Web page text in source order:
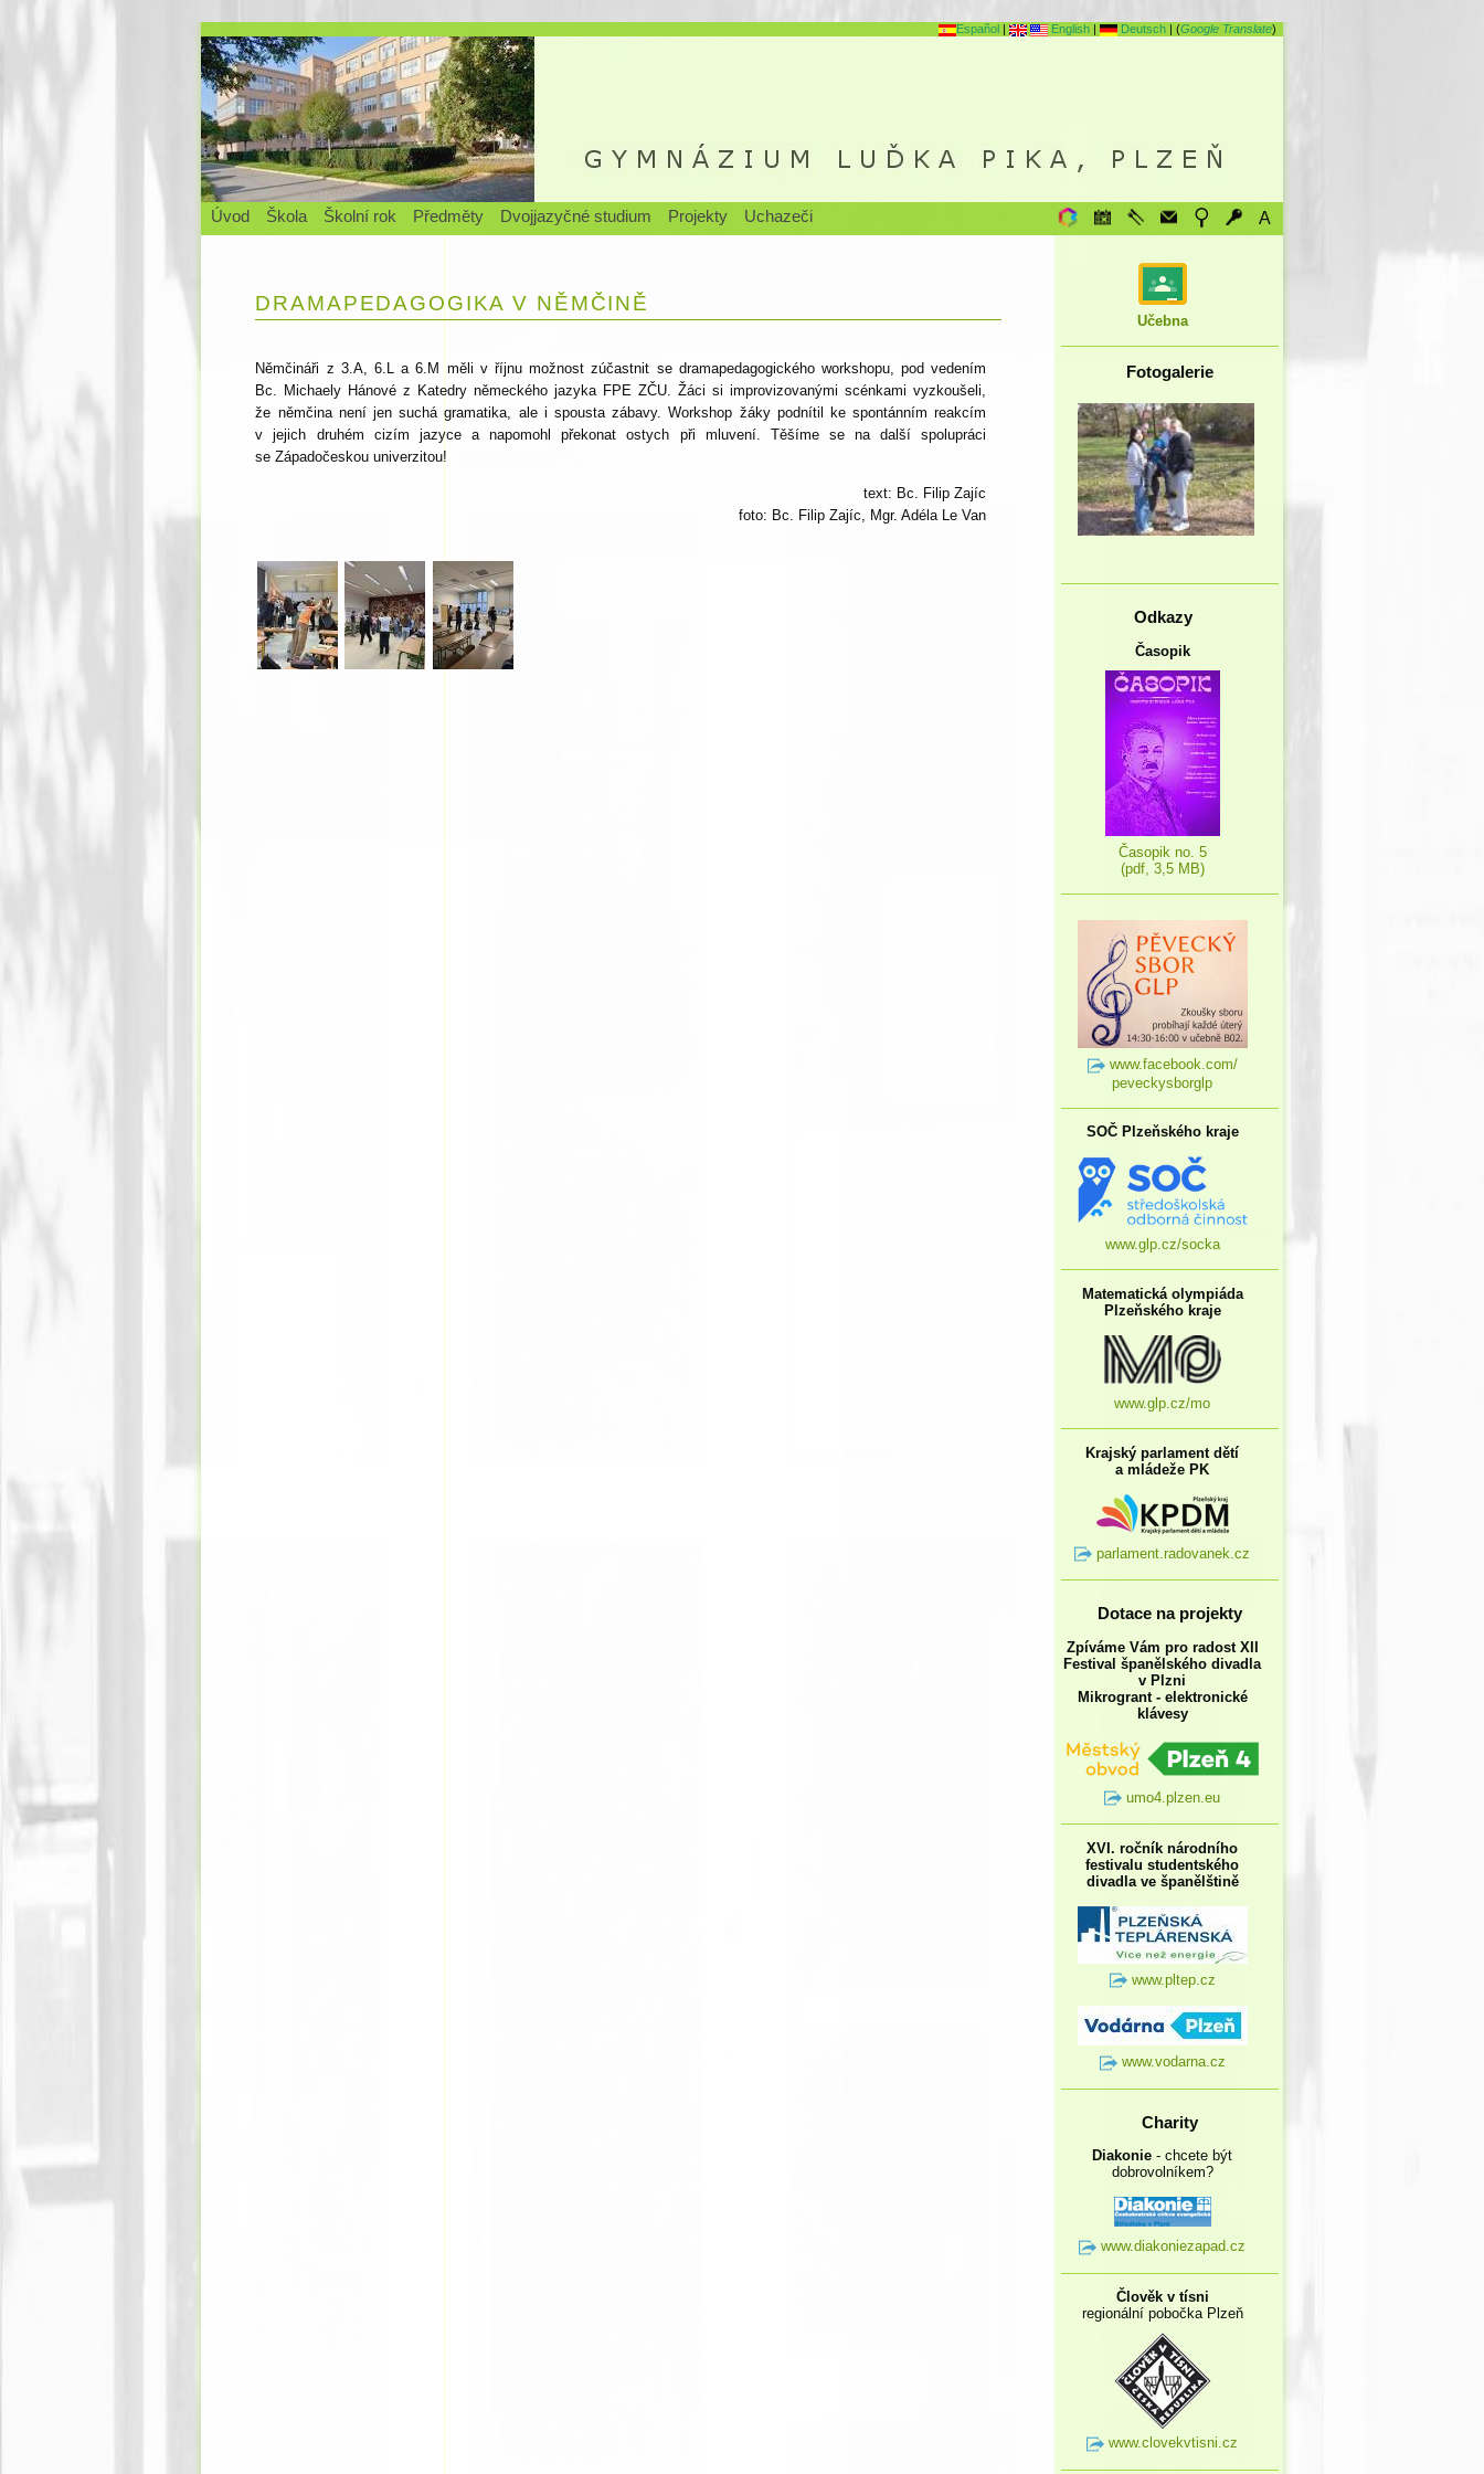
Español | English | Deutsch | (Google Translate)
A
Úvod Škola Školní rok Předměty Dvojjazyčné studium Projekty Uchazeči
DRAMAPEDAGOGIKA V NĚMČINĚ
Němčináři z 3.A, 6.L a 6.M měli v říjnu možnost zúčastnit se dramapedagogického workshopu, pod vedením
Bc. Michaely Hánové z Katedry německého jazyka FPE ZČU. Žáci si improvizovanými scénkami vyzkoušeli,
že němčina není jen suchá gramatika, ale i spousta zábavy. Workshop žáky podnítil ke spontánním reakcím
v jejich druhém cizím jazyce a napomohl překonat ostych při mluvení. Těšíme se na další spolupráci
se Západočeskou univerzitou!
text: Bc. Filip Zajíc
foto: Bc. Filip Zajíc, Mgr. Adéla Le Van
Učebna
Fotogalerie
Odkazy
Časopik
Časopik no. 5
(pdf, 3,5 MB)
www.facebook.com/
peveckysborglp
SOČ Plzeňského kraje
www.glp.cz/socka
Matematická olympiáda
Plzeňského kraje
www.glp.cz/mo
Krajský parlament dětí
a mládeže PK
parlament.radovanek.cz
Dotace na projekty
Zpíváme Vám pro radost XII
Festival španělského divadla
v Plzni
Mikrogrant - elektronické
klávesy
umo4.plzen.eu
XVI. ročník národního
festivalu studentského
divadla ve španělštině
www.pltep.cz
www.vodarna.cz
Charity
Diakonie - chcete být
dobrovolníkem?
www.diakoniezapad.cz
Člověk v tísni
regionální pobočka Plzeň
www.clovekvtisni.cz